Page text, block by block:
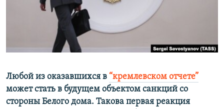
ПОБЕДИТЕЛЕЙ НЕ СУДЯТ?
КРЫМ.НЕПОКОРЕННЫЙ
ПРИСОЕДИНЯЙТЕСЬ!
Все сайты RFE/RL
Любой из оказавшихся в “кремлевском отчете”
может стать в будущем объектом санкций со
стороны Белого дома. Такова первая реакция